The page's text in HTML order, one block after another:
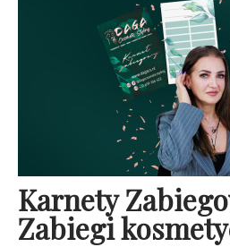
Karnety
Zabiegi